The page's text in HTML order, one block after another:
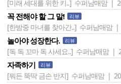
[미래 세대를 위한 키..] 수퍼남매맘 |
꼭 전해야 할 그 말! 리뷰
[한밤중 마녀를 찾아간..] 수퍼남매맘 |
놀아야 성장한다. 리뷰
[독 독 꼬마 독 사세요..] 수퍼남매맘 |
자족하기 리뷰
[뭐든 뚝딱 금손 반지] 수퍼남매맘 |